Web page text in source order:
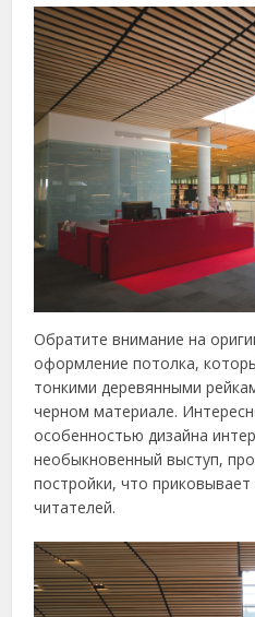
Обратите внимание на
оформление потолка,
тонкими деревянными
черном материале.
особенностью дизайна
необыкновенный выступ,
постройки, что
читателей.